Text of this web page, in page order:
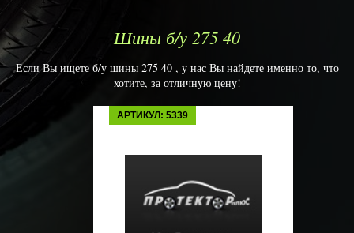
Шины б/у 275 40
Если Вы ищете б/у шины 275 40 , у нас Вы найдете именно то, что
хотите, за отличную цену!
АРТИКУЛ: 5339